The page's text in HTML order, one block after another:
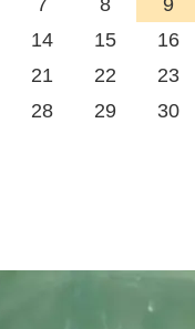
14 15
16
21 22
23
28 29
30